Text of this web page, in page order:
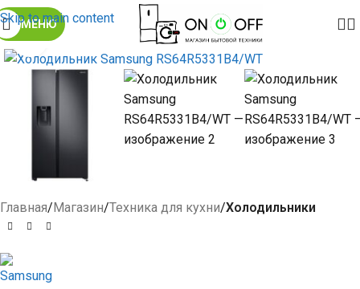
Skip to main content
МЕНЮ
Click to enlarge
Главная Магазин Техника для кухни Холодильники